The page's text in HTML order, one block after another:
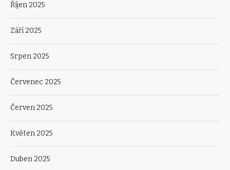
Říjen 2025
Září 2025
Srpen 2025
Červenec 2025
Červen 2025
Květen 2025
Duben 2025